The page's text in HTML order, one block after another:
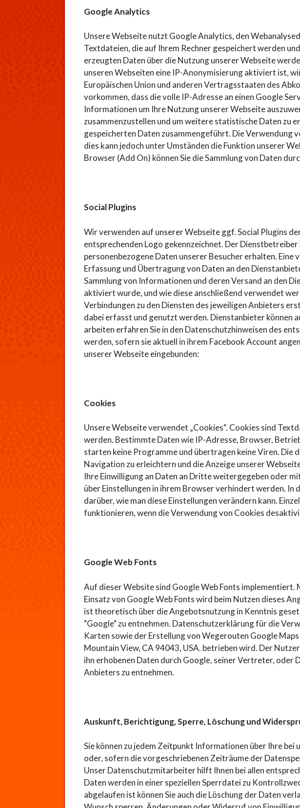
Google Analytics
Unsere Webseite nutzt Google Analytics, den
Textdateien, die auf Ihrem Rechner gespeichert werden
erzeugten Daten über die Nutzung unserer Webseite
unseren Webseiten eine IP-Anonymisierung aktiviert ist,
Europäischen Union und anderen Vertragsstaaten des
vorkommen, dass die volle IP-Adresse an einen Google
Informationen um Ihre Nutzung unserer Webseite
zusammenzustellen und um weitere statistische Daten zu
gespeicherten Daten zusammengeführt. Die Verwendung
dies kann jedoch unter Umständen die Funktion unserer
Browser (Add On) können Sie die Sammlung von Daten
Social Plugins
Wir verwenden auf unserer Webseite ggf. Social Plugins
entsprechenden Logo gekennzeichnet. Der
personenbezogene Daten unserer Besucher erhalten.
Erfassung und Übertragung von Daten an den
Sammlung von Informationen und deren Versand an den
aktiviert wurde, und wie diese anschließend verwendet
Verbindungen zu den Diensten des jeweiligen Anbieters
dabei erfasst und genutzt werden. Dienstanbieter können
arbeiten erfahren Sie in den Datenschutzhinweisen des
werden, sofern sie aktuell in ihrem Facebook Account
unserer Webseite eingebunden:
Cookies
Unsere Webseite verwendet „Cookies“. Cookies sind
werden. Bestimmte Daten wie IP-Adresse, Browser,
starten keine Programme und übertragen keine Viren. Die
Navigation zu erleichtern und die Anzeige unserer
Ihre Einwilligung an Daten an Dritte weitergegeben oder
über Einstellungen in ihrem Browser verhindert werden.
darüber, wie man diese Einstellungen verändern kann.
funktionieren, wenn die Verwendung von Cookies
Google Web Fonts
Auf dieser Website sind Google Web Fonts
Einsatz von Google Web Fonts wird beim Nutzen dieses
ist theoretisch über die Angebotsnutzung in Kenntnis
"Google" zu entnehmen. Datenschutzerklärung für die
Karten sowie der Erstellung von Wegerouten Google
Mountain View, CA 94043, USA. betrieben wird. Der
ihn erhobenen Daten durch Google, seiner Vertreter,
Anbieters zu entnehmen.
Auskunft, Berichtigung, Sperre, Löschung und
Sie können zu jedem Zeitpunkt Informationen über Ihre
oder, sofern die vorgeschriebenen Zeiträume der
Unser Datenschutzmitarbeiter hilft Ihnen bei allen
Daten werden in einer speziellen Sperrdatei zu
abgelaufen ist können Sie auch die Löschung der Daten